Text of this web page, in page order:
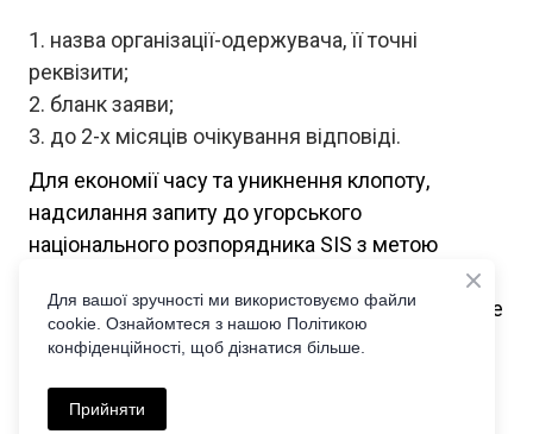
назва організації-одержувача, її точні
реквізити;
бланк заяви;
до 2-х місяців очікування відповіді.
Для економії часу та уникнення клопоту,
надсилання запиту до угорського
національного розпорядника SIS з метою
відсутність даних про особу в системі SIS може
зробити наш юрист (відповідь надається
запиту).
Для вашої зручності ми використовуємо файли
cookie. Ознайомтеся з нашою Політикою
конфіденційності, щоб дізнатися більше.
Прийняти